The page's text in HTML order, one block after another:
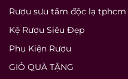
Rượu sưu tầm độc lạ tphcm
Kệ Rượu Siêu Đẹp
Phụ Kiện Rượu
GIỎ QUÀ TẶNG